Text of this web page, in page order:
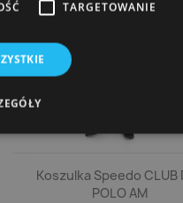
Koszulka Speedo CLUB
POLO AM
TARGETOWANIE